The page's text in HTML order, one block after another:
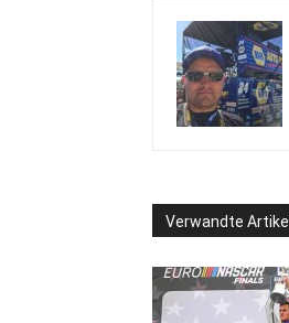
Verwandte Artikel